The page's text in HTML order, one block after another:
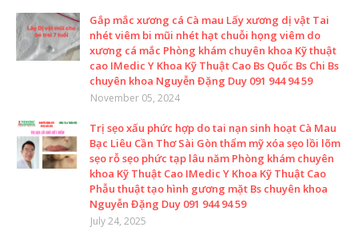
Gắp mắc xương cá Cà mau Lấy xương dị vật Tai
nhét viêm bi mũi nhét hạt chuỗi họng viêm do
xương cá mắc Phòng khám chuyên khoa Kỹ thuật
cao IMedic Y Khoa Kỹ Thuật Cao Bs Quốc Bs Chi Bs
chuyên khoa Nguyễn Đặng Duy 091 944 94 59
November 05, 2024
Trị sẹo xấu phức hợp do tai nạn sinh hoạt Cà Mau
Bạc Liêu Cần Thơ Sài Gòn thẩm mỹ xóa sẹo lồi lõm
sẹo rỗ sẹo phức tạp lâu năm Phòng khám chuyên
khoa Kỹ Thuật Cao IMedic Y Khoa Kỹ Thuật Cao
Phẫu thuật tạo hình gương mặt Bs chuyên khoa
Nguyễn Đặng Duy 091 944 94 59
July 24, 2025